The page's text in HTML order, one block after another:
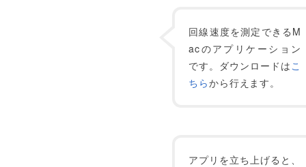
回線速度を測定できるM
acのアプリケーション
です。ダウンロードはこ
ちらから行えます。
アプリを立ち上げると、